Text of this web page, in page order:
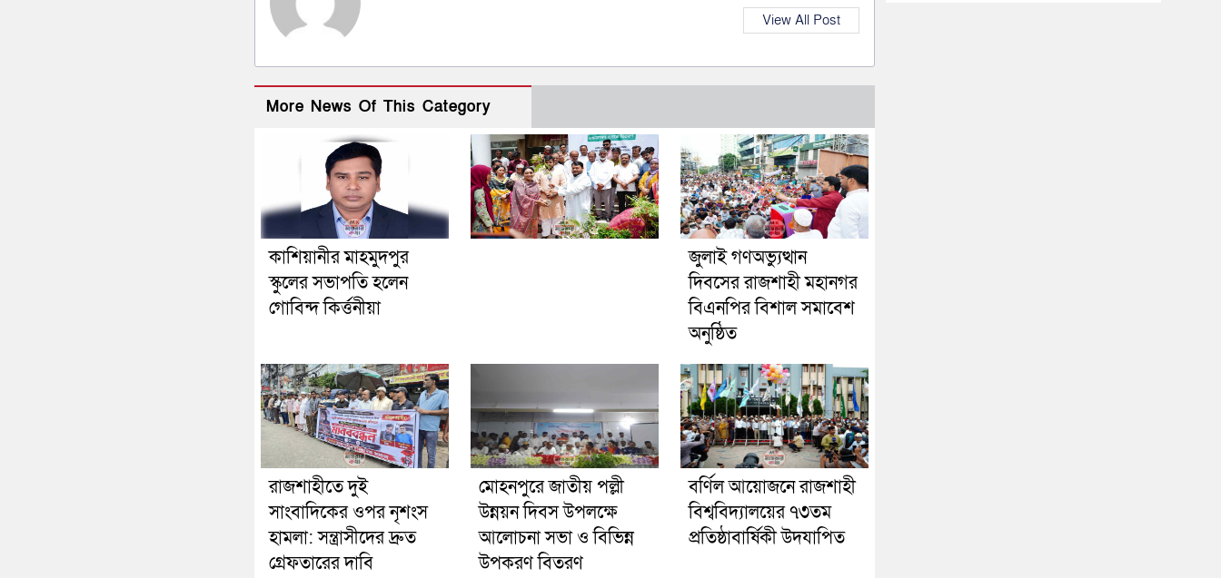
View All Post
More News Of This Category
কাশিয়ানীর মাহমুদপুর
স্কুলের সভাপতি হলেন
গোবিন্দ কির্ত্তনীয়া
জুলাই গণঅভ্যুত্থান
দিবসের রাজশাহী মহানগর
বিএনপির বিশাল সমাবেশ
অনুষ্ঠিত
রাজশাহীতে দুই
সাংবাদিকের ওপর নৃশংস
হামলা: সন্ত্রাসীদের দ্রুত
গ্রেফতারের দাবি
মোহনপুরে জাতীয় পল্লী
উন্নয়ন দিবস উপলক্ষে
আলোচনা সভা ও বিভিন্ন
উপকরণ বিতরণ
বর্ণিল আয়োজনে রাজশাহী
বিশ্ববিদ্যালয়ের ৭৩তম
প্রতিষ্ঠাবার্ষিকী উদযাপিত